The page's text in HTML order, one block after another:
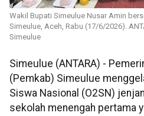
Wakil Bupati Simeulue Nusar Amin
Simeulue, Aceh, Rabu (17/6/2026).
Simeulue
Simeulue (ANTARA) -
(Pemkab) Simeulue
Siswa Nasional (O2SN)
sekolah menengah pertama